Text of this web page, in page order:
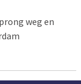
weg en